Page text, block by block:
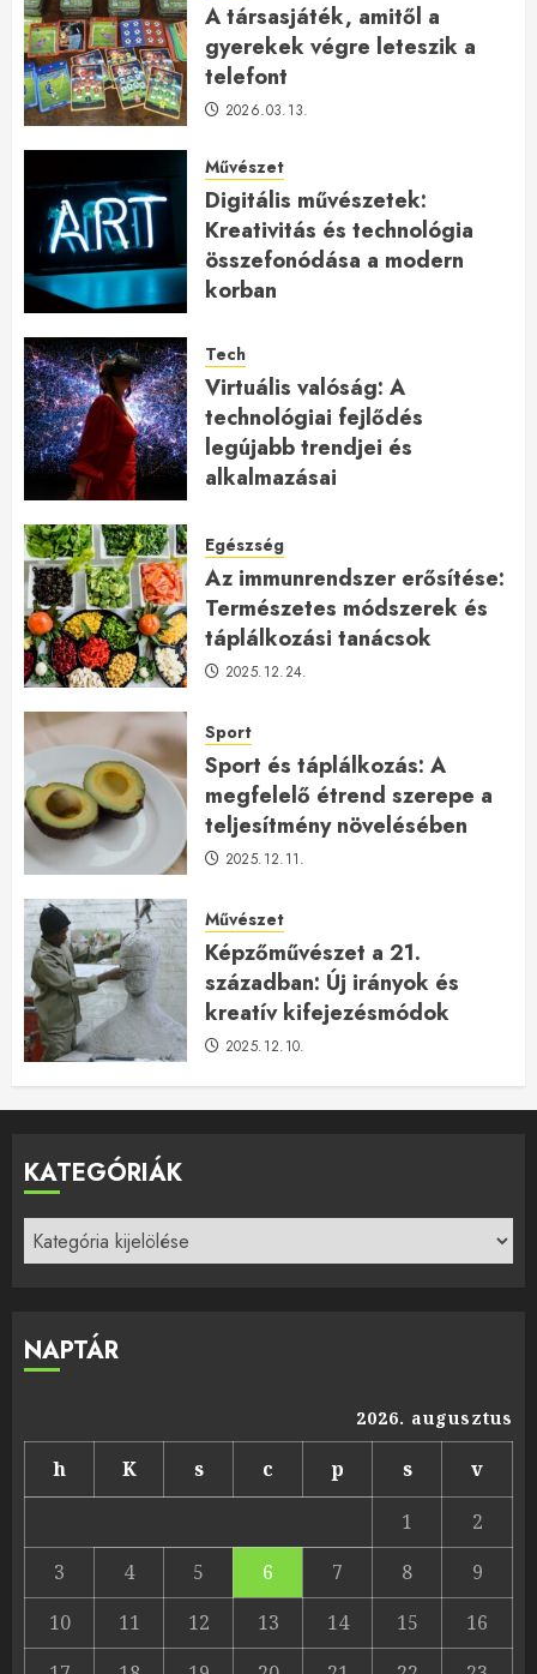
A társasjáték, amitől a
gyerekek végre leteszik a
telefont
2026.03.13.
Művészet
Digitális művészetek:
Kreativitás és technológia
összefonódása a modern
korban
Tech
Virtuális valóság: A
technológiai fejlődés
legújabb trendjei és
alkalmazásai
Egészség
Az immunrendszer erősítése:
Természetes módszerek és
táplálkozási tanácsok
2025.12.24.
Sport
Sport és táplálkozás: A
megfelelő étrend szerepe a
teljesítmény növelésében
2025.12.11.
Művészet
Képzőművészet a 21.
században: Új irányok és
kreatív kifejezésmódok
2025.12.10.
KATEGÓRIÁK
Kategóriák
NAPTÁR
2026. augusztus
h K s c p s
v
1
2
3
4 5 6 7 8
9
10
11 12 13 14 15
16